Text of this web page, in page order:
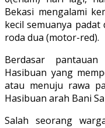
Bekasi mengalami
kecil semuanya
roda dua (motor-red).
Berdasar
Hasibuan yang
atau menuju rawa
Hasibuan arah Bani
Salah seorang